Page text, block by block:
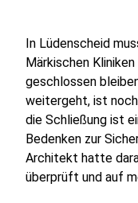
In Lüdenscheid
Märkischen
geschlossen
weitergeht, ist
die Schließung ist
Bedenken zur
Architekt hatte
überprüft und auf